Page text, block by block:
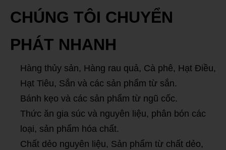
CHÚNG TÔI CHUYỂN
PHÁT NHANH
Hàng thủy sản, Hàng rau quả, Cà phê, Hạt Điều,
Hạt Tiêu, Sắn và các sản phẩm từ sắn.
Bánh kẹo và các sản phẩm từ ngũ cốc.
Thức ăn gia súc và nguyên liệu, phân bón các
loại, sản phẩm hóa chất.
Chất dẻo nguyên liệu, Sản phẩm từ chất dẻo,